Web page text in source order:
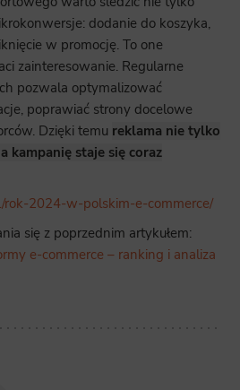
that may be of interest to the user based on browsing history and
files that, in conjunction with files installed while browsing other
the marketing, advertising and retargeting content deemed most
dodanie do koszyka,
w promocję. To one
zainteresowanie. Regularne
pozwala optymalizować
poprawiać strony docelowe
Dzięki temu reklama nie tylko
kampanię staje się coraz
rok-2024-w-polskim-e-commerce/
się z poprzednim artykułem:
e-commerce – ranking i analiza